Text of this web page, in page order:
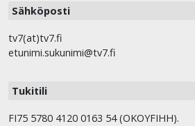
Sähköposti
tv7(at)tv7.fi
etunimi.sukunimi@tv7.fi
Tukitili
FI75 5780 4120 0163 54 (OKOYFIHH).